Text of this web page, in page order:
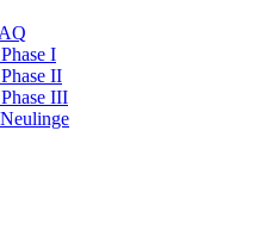
I
II
III